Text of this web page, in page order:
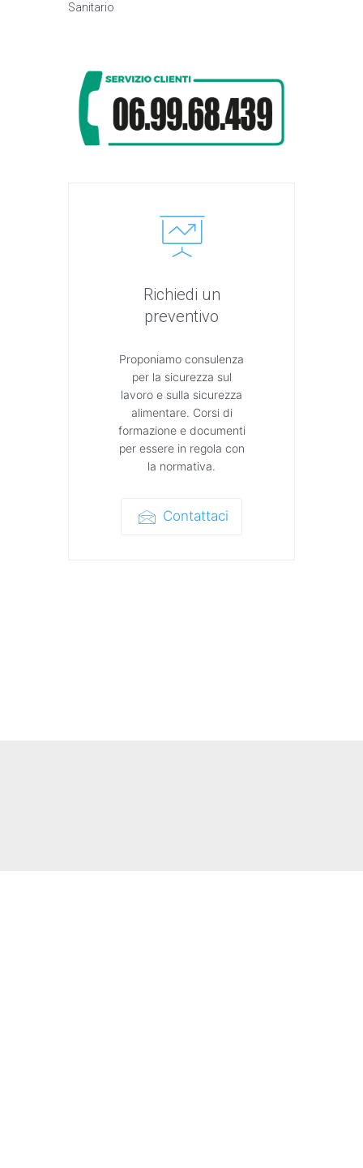
Sanitario
Richiedi un
preventivo
Proponiamo consulenza
per la sicurezza sul
lavoro e sulla sicurezza
alimentare. Corsi di
formazione e documenti
per essere in regola con
la normativa.
Contattaci